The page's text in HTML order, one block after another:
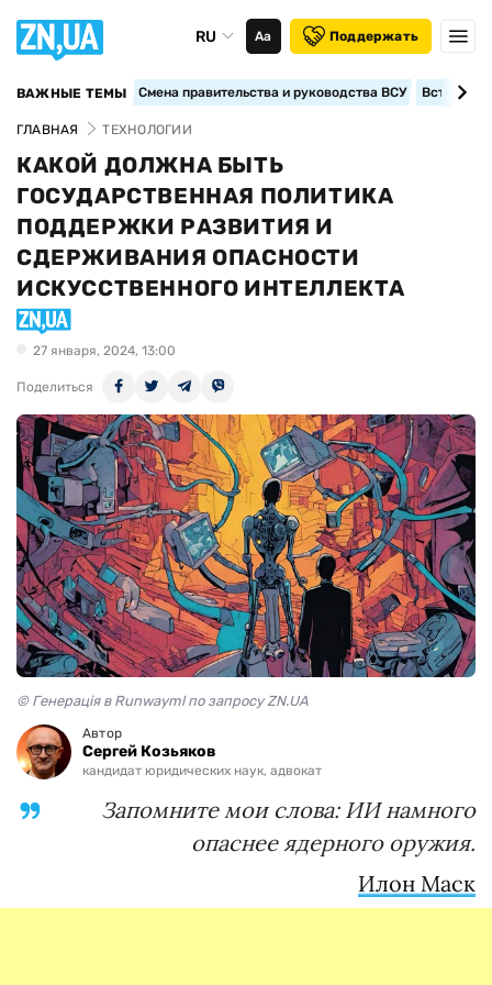
RU Аа Поддержать
ВАЖНЫЕ ТЕМЫ Смена правительства и руководства ВСУ
ГЛАВНАЯ ТЕХНОЛОГИИ
КАКОЙ ДОЛЖНА БЫТЬ
ГОСУДАРСТВЕННАЯ ПОЛИТИКА
ПОДДЕРЖКИ РАЗВИТИЯ И
СДЕРЖИВАНИЯ ОПАСНОСТИ
ИСКУССТВЕННОГО ИНТЕЛЛЕКТА
27 января, 2024, 13:00
Поделиться
© Генерація в Runwayml по запросу ZN.UA
Автор
Сергей Козьяков
кандидат юридических наук, адвокат
Запомните мои слова: ИИ намного
опаснее ядерного оружия.
Илон Маск